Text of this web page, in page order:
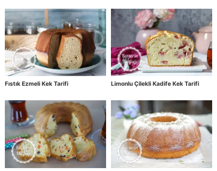
Fıstık Ezmeli Kek Tarifi Limonlu Çilekli Kadife Kek Tarifi